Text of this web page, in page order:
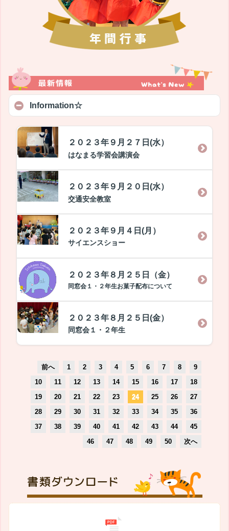
Information☆
２０２３年９月２７日(水）
はなまる学習会講演会
２０２３年９月２０日(水）
交通安全教室
２０２３年９月４日(月）
サイエンスショー
２０２３年８月２５日（金）
同窓会１・２年生お菓子配布について
２０２３年８月２５日(金）
同窓会１・２年生
前へ 1 2 3 4 5 6 7 8
9
10
11 12 13 14 15 16 17
18
19
20 21 22 23 24 25 26
27
28
29 30 31 32 33 34 35
36
37
38 39 40 41 42 43 44
45
46
47 48 49 50 次へ